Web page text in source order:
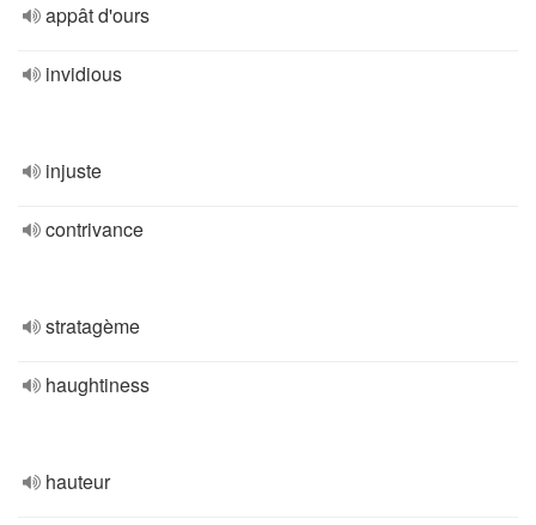
appât d'ours
invidious
injuste
contrivance
stratagème
haughtiness
hauteur